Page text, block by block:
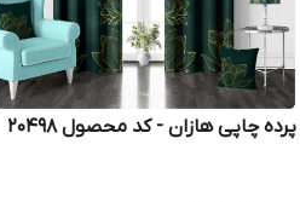
پرده چاپی هازان - کد محصول 20498